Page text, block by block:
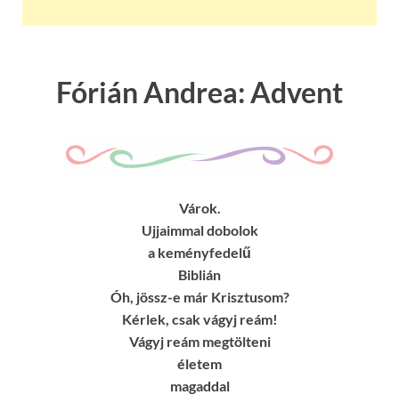
Fórián Andrea: Advent
Várok.
Ujjaimmal dobolok
a keményfedelű
Biblián
Óh, jössz-e már Krisztusom?
Kérlek, csak vágyj reám!
Vágyj reám megtölteni
életem
magaddal